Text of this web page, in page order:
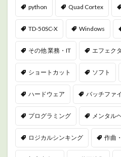
python Quad Cortex
TD-50SC-X Windows
その他 業務・IT エフェク
ショートカット ソフト
ハードウェア バッチファ
プログラミング メンタル
ロジカルシンキング 作曲